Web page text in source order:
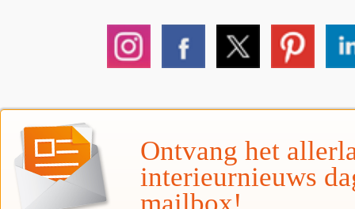
Ontvang het
interieurnieuws
mailbox!